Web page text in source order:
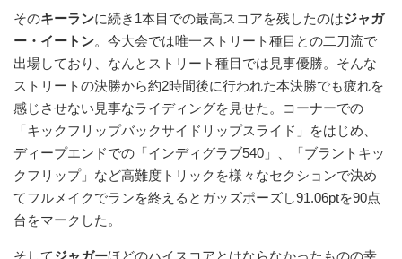
そのキーランに続き1本目での最高スコアを残したのはジャガ
ー・イートン。今大会では唯一ストリート種目との二刀流で
出場しており、なんとストリート種目では見事優勝。そんな
ストリートの決勝から約2時間後に行われた本決勝でも疲れを
感じさせない見事なライディングを見せた。コーナーでの
「キックフリップバックサイドリップスライド」をはじめ、
ディープエンドでの「インディグラブ540」、「ブラントキッ
クフリップ」など高難度トリックを様々なセクションで決め
てフルメイクでランを終えるとガッズポーズし91.06ptを90点
台をマークした。
そしてジャガーほどのハイスコアとはならなかったものの幸